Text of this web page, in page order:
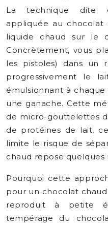
La technique dite
appliquée au chocolat
liquide chaud sur le
Concrètement, vous
les pistoles) dans un
progressivement le
émulsionnant à
une ganache. Cette
de micro-gouttelettes
de protéines de lait,
limite le risque de
chaud repose quelques
Pourquoi cette
pour un chocolat
reproduit à petite
tempérage du